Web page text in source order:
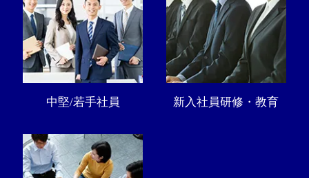
中堅/若手社員 新入社員研修・教育